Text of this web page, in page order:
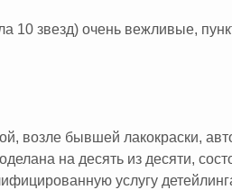
10 звезд) очень вежливые,
возле бывшей лакокраски,
на десять из десяти,
услугу